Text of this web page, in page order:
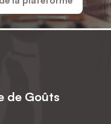
de Goûts